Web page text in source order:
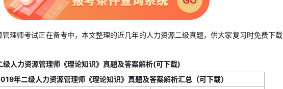
理师考试正在备考中，本文整理的近几年的人力资源二级真题，供大家复习时免费下载
人力资源管理师《理论知识》真题及答案解析(可下载)
年二级人力资源管理师《理论知识》真题及答案解析汇总（可下载）